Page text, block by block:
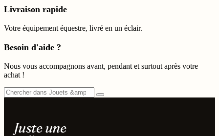
Livraison rapide
Votre équipement équestre, livré en un éclair.
Besoin d'aide ?
Nous vous accompagnons avant, pendant et surtout après votre
achat !
Juste une